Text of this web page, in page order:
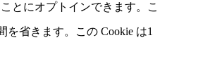
とにオプトインできます。こ
省きます。この Cookie は1